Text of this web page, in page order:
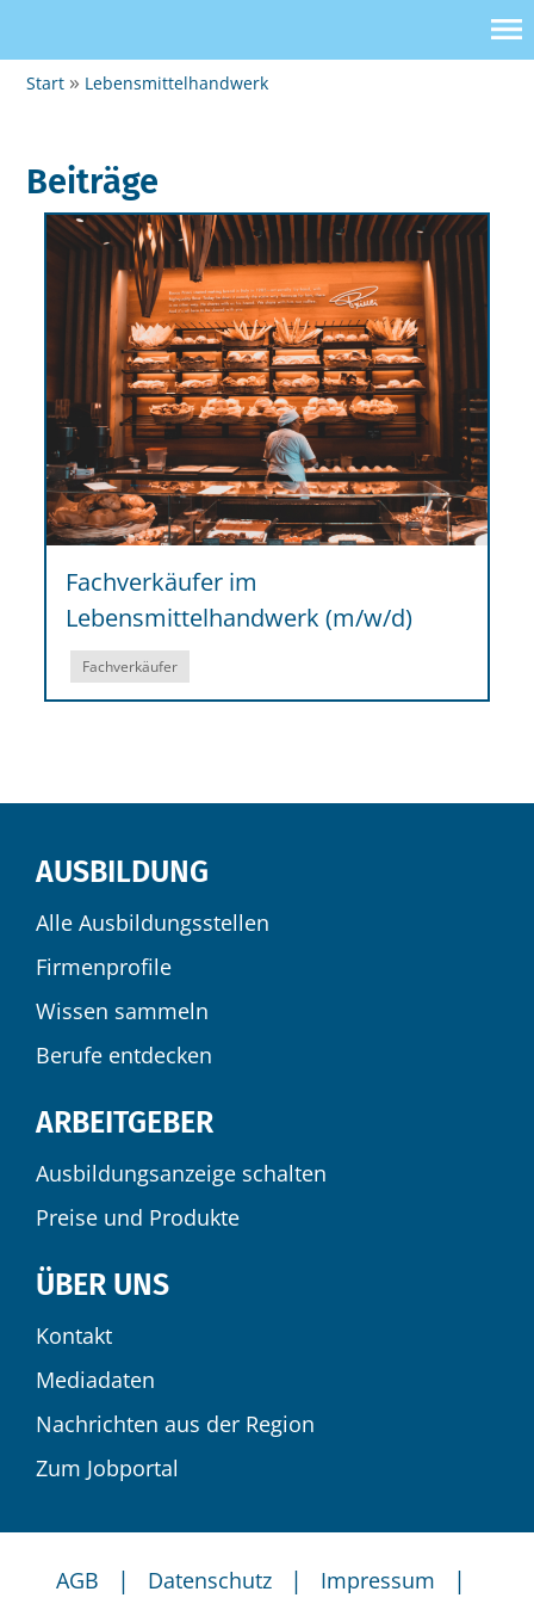
Start Lebensmittelhandwerk
Fachverkäufer im
Lebensmittelhandwerk (m/w/d)
Fachverkäufer
AUSBILDUNG
Alle Ausbildungsstellen
Firmenprofile
Wissen sammeln
Berufe entdecken
ARBEITGEBER
Ausbildungsanzeige schalten
Preise und Produkte
ÜBER UNS
Kontakt
Mediadaten
Nachrichten aus der Region
Zum Jobportal
AGB | Datenschutz | Impressum |